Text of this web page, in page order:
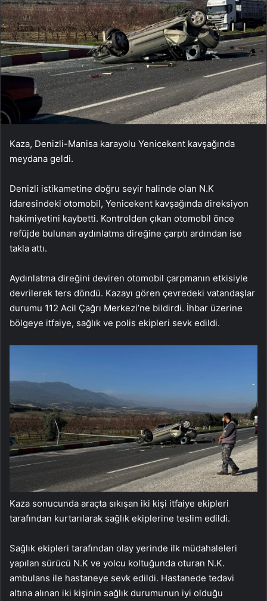
Kaza, Denizli-Manisa karayolu Yenicekent kavşağında
meydana geldi.
Denizli istikametine doğru seyir halinde olan N.K
idaresindeki otomobil, Yenicekent kavşağında direksiyon
hakimiyetini kaybetti. Kontrolden çıkan otomobil önce
refüjde bulunan aydınlatma direğine çarptı ardından ise
takla attı.
Aydınlatma direğini deviren otomobil çarpmanın etkisiyle
devrilerek ters döndü. Kazayı gören çevredeki vatandaşlar
durumu 112 Acil Çağrı Merkezi’ne bildirdi. İhbar üzerine
bölgeye itfaiye, sağlık ve polis ekipleri sevk edildi.
Kaza sonucunda araçta sıkışan iki kişi itfaiye ekipleri
tarafından kurtarılarak sağlık ekiplerine teslim edildi.
Sağlık ekipleri tarafından olay yerinde ilk müdahaleleri
yapılan sürücü N.K ve yolcu koltuğunda oturan N.K.
ambulans ile hastaneye sevk edildi. Hastanede tedavi
altına alınan iki kişinin sağlık durumunun iyi olduğu